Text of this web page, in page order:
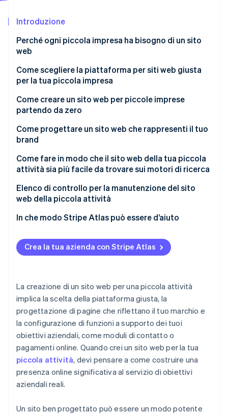
Prevenzione delle frodi
Atlas
Costituzione di start-up
Rimozione del carbonio
Identity
Verifica online dell'identità
Stripe Sessions 2026
Scopri come Stripe sta costruendo l'infrastruttura
Guarda ora
Partner
Introduzione
Perché ogni piccola impresa ha bisogno di un sito
web
I siti web aiutano la tua attività a farsi scoprire
I siti web fungono da hub per la tua presenza online
I siti web migliorano la reputazione e la credibilità
I siti web ti consentono di mostrare il tuo brand e i
tuoi prodotti
I siti web ti consentono di sfruttare l’ottimizzazione
per i motori di ricerca
Come scegliere la piattaforma per siti web giusta
per la tua piccola impresa
Scopo del sito web
Opzioni e preferenze di design
Tipo di contenuti del sito web
Opzioni di vendita
Opzioni SEO
Capacità di espandersi con la tua attività
Esperienza ottimizzata per dispositivo mobile
Come creare un sito web per piccole imprese
partendo da zero
Come progettare un sito web che rappresenti il tuo
brand
Come fare in modo che il sito web della tua piccola
attività sia più facile da trovare sui motori di ricerca
Elenco di controllo per la manutenzione del sito
web della piccola attività
In che modo Stripe Atlas può essere d’aiuto
Registrazione su Atlas
Accettazione di pagamenti e operazioni bancarie
Acquisto di azioni senza contanti da parte del
fondatore
Presentazione automatica della dichiarazione
fiscale 83(b)
Documenti legali aziendali con idoneità globale
Un anno gratuito di Stripe Payments, più 50.000
USD in crediti e sconti offerti dai partner
Crea la tua azienda con Stripe Atlas
La creazione di un sito web per una piccola attività
implica la scelta della piattaforma giusta, la
progettazione di pagine che riflettano il tuo marchio e
la configurazione di funzioni a supporto dei tuoi
obiettivi aziendali, come moduli di contatto o
pagamenti online. Quando crei un sito web per la tua
piccola attività, devi pensare a come costruire una
presenza online significativa al servizio di obiettivi
aziendali reali.
Un sito ben progettato può essere un modo potente